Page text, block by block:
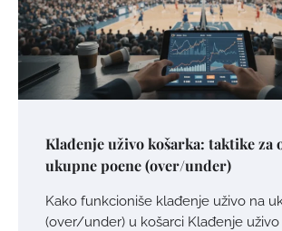
Klađenje uživo košarka: taktike za
ukupne poene (over/under)
Kako funkcioniše klađenje uživo na
(over/under) u košarci Klađenje